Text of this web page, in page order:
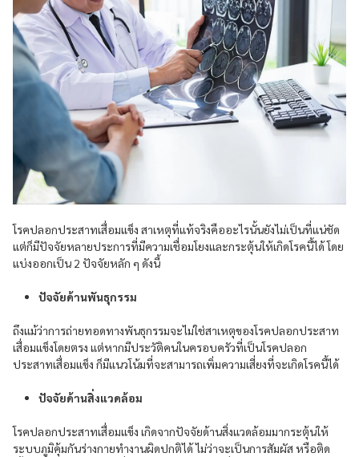
โรคปลอกประสาทเสื่อมแข็ง สาเหตุที่แท้จริงคืออะไรนั้นยังไม่เป็นที่แน่ชัด
แต่ก็มีปัจจัยหลายประการที่มีความเชื่อมโยงและกระตุ้นให้เกิดโรคนี้ได้ โดย
แบ่งออกเป็น 2 ปัจจัยหลัก ๆ ดังนี้
ปัจจัยด้านพันธุกรรม
ถึงแม้ว่าการถ่ายทอดทางพันธุกรรมจะไม่ใช่สาเหตุของโรคปลอกประสาท
เสื่อมแข็งโดยตรง แต่หากมีประวัติคนในครอบครัวที่เป็นโรคปลอก
ประสาทเสื่อมแข็ง ก็มีแนวโน้มที่จะสามารถเพิ่มความเสี่ยงที่จะเกิดโรคนี้ได้
ปัจจัยด้านสิ่งแวดล้อม
โรคปลอกประสาทเสื่อมแข็ง เกิดจากปัจจัยด้านสิ่งแวดล้อมมากระตุ้นให้
ระบบภูมิคุ้มกันร่างกายทำงานผิดปกติได้ ไม่ว่าจะเป็นการสัมผัส หรือติด